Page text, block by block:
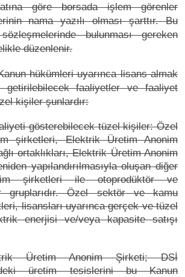
göre borsada işlem görenler
nama yazılı olması şarttır. Bu
bulunması gereken
düzenlenir.
hükümleri uyarınca lisans almak
getirilebilecek faaliyetler ve faaliyet
kişiler şunlardır:
gösterebilecek tüzel kişiler: Özel
şirketleri, Elektrik Üretim Anonim
ortaklıkları, Elektrik Üretim Anonim
yapılandırılmasıyla oluşan diğer
şirketleri ile otoprodüktör ve
gruplarıdır. Özel sektör ve kamu
lisansları uyarınca gerçek ve tüzel
enerjisi ve/veya kapasite satışı
Üretim Anonim Şirketi; DSİ
üretim tesislerini bu Kanun